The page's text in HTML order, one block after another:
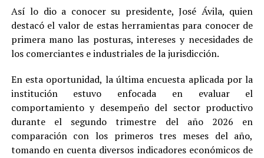
Así lo dio a conocer su presidente, José Ávila, quien
destacó el valor de estas herramientas para conocer de
primera mano las posturas, intereses y necesidades de
los comerciantes e industriales de la jurisdicción.
En esta oportunidad, la última encuesta aplicada por la
institución estuvo enfocada en evaluar el
comportamiento y desempeño del sector productivo
durante el segundo trimestre del año 2026 en
comparación con los primeros tres meses del año,
tomando en cuenta diversos indicadores económicos de